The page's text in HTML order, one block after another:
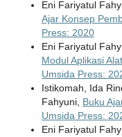
Eni Fariyatul
Ajar Konsep
Press: 2020
Eni Fariyatul
Modul Aplikasi
Umsida Press:
Istikomah, Ida
Fahyuni, Buku
Umsida Press:
Eni Fariyatul